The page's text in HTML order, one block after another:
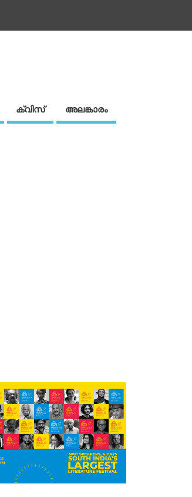
ക്വിസ് അലങ്കാരം